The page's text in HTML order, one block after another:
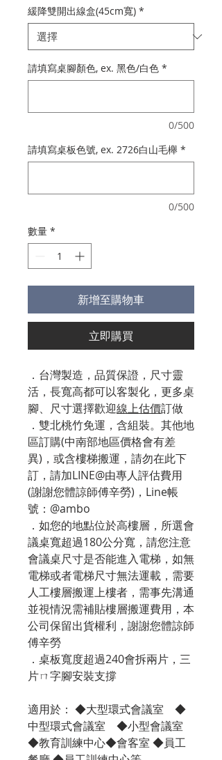
緩降雙開出線盒(45cm寬) *
請填寫桌腳顏色, ex. 黑色/白色 *
0/500
請填寫桌板色號, ex. 2726白山毛櫸 *
0/500
數量 *
新增至購物車
立即購買
．台灣製造，品質保證，尺寸靈
活，長寬高都可以客製化，更多桌
腳、尺寸選擇歡迎線上估價訂做
．雙北桃竹免運，含組裝。其他地
區訂購(中南部地區價格會有差
異)，或含樓梯搬運，請勿在此下
訂，請加LINE@由專人評估費用
(謝謝您體諒師傅辛勞)，Line帳
號：@ambo
．如您的地點位於高樓層，所選會
議桌寬超過180公分寬，請您注意
會議桌尺寸是否能進入電梯，如無
電梯或者電梯尺寸無法運載，需要
人工樓層搬運上樓者，需事先溝通
並視情況需補貼樓層搬運費用，本
公司保留出貨權利，謝謝您體諒師
傅辛勞
．桌板寬度超過240會拆兩片，三
片ㄇ字腳安裝支撐
適用於： ◆大型環式會議室 ◆
中型環式會議室 ◆小型會議室
◆教育訓練中心◆會客室 ◆員工